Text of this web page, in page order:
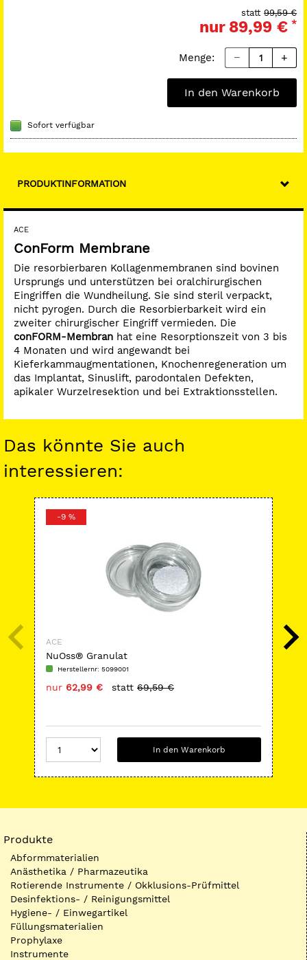
Knochenregeneration um das Implantat, Sinuslift,
parodontalen Defekten, apikaler Wurzelresektion und
99,59 €
statt
nur 89,99 € *
Menge:
In den Warenkorb
Sofort verfügbar
PRODUKTINFORMATION
ACE
ConForm Membrane
Die resorbierbaren Kollagenmembranen sind bovinen
Ursprungs und unterstützen bei oralchirurgischen
Eingriffen die Wundheilung. Sie sind steril verpackt,
nicht pyrogen. Durch die Resorbierbarkeit wird ein
zweiter chirurgischer Eingriff vermieden. Die
conFORM-Membran hat eine Resorptionszeit von 3 bis
4 Monaten und wird angewandt bei
Kieferkammaugmentationen, Knochenregeneration um
das Implantat, Sinuslift, parodontalen Defekten,
apikaler Wurzelresektion und bei Extraktionsstellen.
Das könnte Sie auch
interessieren:
-9 %
ACE
NuOss® Granulat
Herstellernr: 5099001
nur 62,99 € statt 69,59 €
In den Warenkorb
ACE
Produkte
Abformmaterialien
Anästhetika / Pharmazeutika
Rotierende Instrumente / Okklusions-Prüfmittel
Desinfektions- / Reinigungsmittel
Hygiene- / Einwegartikel
Füllungsmaterialien
Prophylaxe
Instrumente